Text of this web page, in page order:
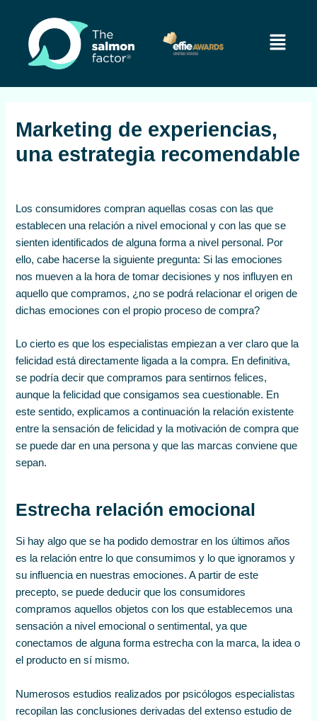
contenido
Menú
Marketing de experiencias,
una estrategia recomendable
Los consumidores compran aquellas cosas con las que
establecen una relación a nivel emocional y con las que se
sienten identificados de alguna forma a nivel personal. Por
ello, cabe hacerse la siguiente pregunta: Si las emociones
nos mueven a la hora de tomar decisiones y nos influyen en
aquello que compramos, ¿no se podrá relacionar el origen de
dichas emociones con el propio proceso de compra?
Lo cierto es que los especialistas empiezan a ver claro que la
felicidad está directamente ligada a la compra. En definitiva,
se podría decir que compramos para sentirnos felices,
aunque la felicidad que consigamos sea cuestionable. En
este sentido, explicamos a continuación la relación existente
entre la sensación de felicidad y la motivación de compra que
se puede dar en una persona y que las marcas conviene que
sepan.
Estrecha relación emocional
Si hay algo que se ha podido demostrar en los últimos años
es la relación entre lo que consumimos y lo que ignoramos y
su influencia en nuestras emociones. A partir de este
precepto, se puede deducir que los consumidores
compramos aquellos objetos con los que establecemos una
sensación a nivel emocional o sentimental, ya que
conectamos de alguna forma estrecha con la marca, la idea o
el producto en sí mismo.
Numerosos estudios realizados por psicólogos especialistas
recopilan las conclusiones derivadas del extenso estudio de
entradas